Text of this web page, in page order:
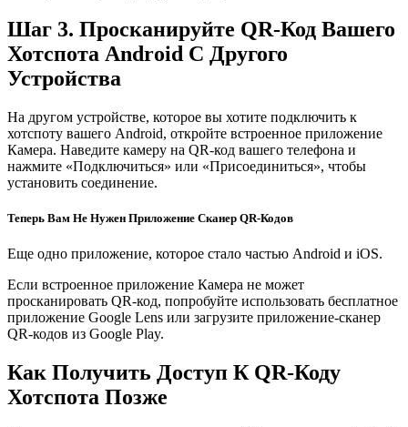
Шаг 3. Просканируйте QR-Код Вашего
Хотспота Android С Другого
Устройства
На другом устройстве, которое вы хотите подключить к
хотспоту вашего Android, откройте встроенное приложение
Камера. Наведите камеру на QR-код вашего телефона и
нажмите «Подключиться» или «Присоединиться», чтобы
установить соединение.
Теперь Вам Не Нужен Приложение Сканер QR-Кодов
Еще одно приложение, которое стало частью Android и iOS.
Если встроенное приложение Камера не может
просканировать QR-код, попробуйте использовать бесплатное
приложение Google Lens или загрузите приложение-сканер
QR-кодов из Google Play.
Как Получить Доступ К QR-Коду
Хотспота Позже